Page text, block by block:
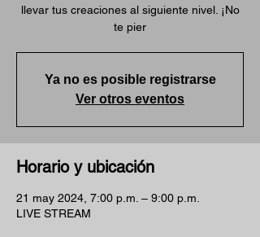
llevar tus creaciones al siguiente nivel. ¡No
te pier
Ya no es posible registrarse
Ver otros eventos
Horario y ubicación
21 may 2024, 7:00 p.m. – 9:00 p.m.
LIVE STREAM